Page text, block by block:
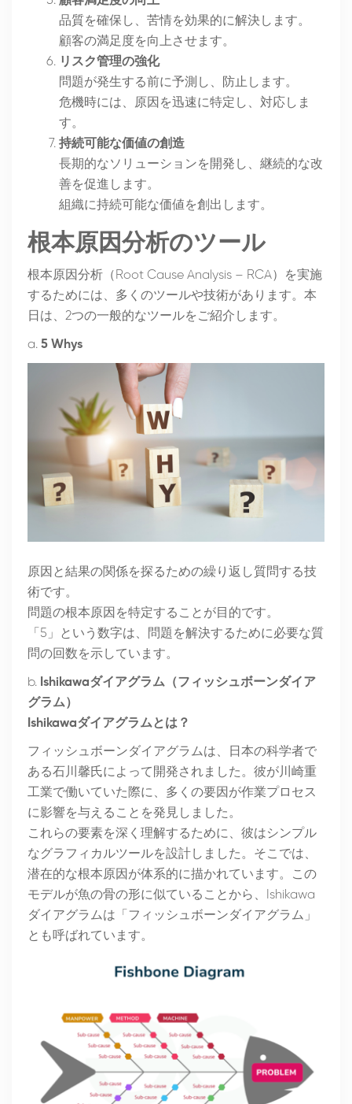
品質を確保し、苦情を効果的に解決します。
顧客の満足度を向上させます。
リスク管理の強化
問題が発生する前に予測し、防止します。
危機時には、原因を迅速に特定し、対応しま
す。
持続可能な価値の創造
長期的なソリューションを開発し、継続的な改
善を促進します。
組織に持続可能な価値を創出します。
根本原因分析のツール
根本原因分析（Root Cause Analysis – RCA）を実施
するためには、多くのツールや技術があります。本
日は、2つの一般的なツールをご紹介します。
a. 5 Whys
原因と結果の関係を探るための繰り返し質問する技
術です。
問題の根本原因を特定することが目的です。
「5」という数字は、問題を解決するために必要な質
問の回数を示しています。
b. Ishikawaダイアグラム（フィッシュボーンダイア
グラム）
Ishikawaダイアグラムとは？
フィッシュボーンダイアグラムは、日本の科学者で
ある石川馨氏によって開発されました。彼が川崎重
工業で働いていた際に、多くの要因が作業プロセス
に影響を与えることを発見しました。
これらの要素を深く理解するために、彼はシンプル
なグラフィカルツールを設計しました。そこでは、
潜在的な根本原因が体系的に描かれています。この
モデルが魚の骨の形に似ていることから、Ishikawa
ダイアグラムは「フィッシュボーンダイアグラム」
とも呼ばれています。